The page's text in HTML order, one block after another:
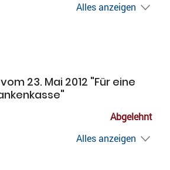
Alles anzeigen
23. Mai 2012 "Für eine
Abgelehnt
Alles anzeigen